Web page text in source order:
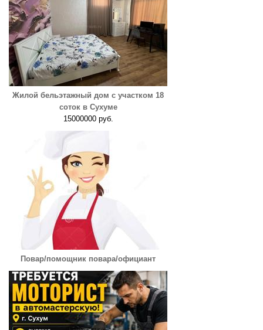
Жилой бельэтажный дом с участком 18
соток в Сухуме
15000000 руб.
Повар/помощник повара/официант